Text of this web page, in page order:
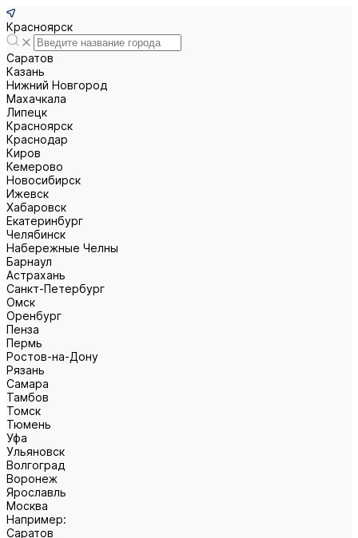
Красноярск
Саратов
Казань
Нижний Новгород
Махачкала
Липецк
Красноярск
Краснодар
Киров
Кемерово
Новосибирск
Ижевск
Хабаровск
Екатеринбург
Челябинск
Набережные Челны
Барнаул
Астрахань
Санкт-Петербург
Омск
Оренбург
Пенза
Пермь
Ростов-на-Дону
Рязань
Самара
Тамбов
Томск
Тюмень
Уфа
Ульяновск
Волгоград
Воронеж
Ярославль
Москва
Например:
Саратов